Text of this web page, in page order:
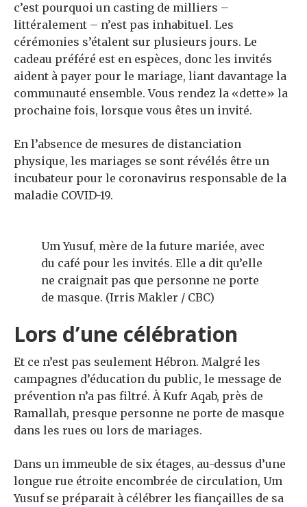
c’est pourquoi un casting de milliers –
littéralement – n’est pas inhabituel. Les
cérémonies s’étalent sur plusieurs jours. Le
cadeau préféré est en espèces, donc les invités
aident à payer pour le mariage, liant davantage la
communauté ensemble. Vous rendez la «dette» la
prochaine fois, lorsque vous êtes un invité.
En l’absence de mesures de distanciation
physique, les mariages se sont révélés être un
incubateur pour le coronavirus responsable de la
maladie COVID-19.
Um Yusuf, mère de la future mariée, avec
du café pour les invités. Elle a dit qu’elle
ne craignait pas que personne ne porte
de masque. (Irris Makler / CBC)
Lors d’une célébration
Et ce n’est pas seulement Hébron. Malgré les
campagnes d’éducation du public, le message de
prévention n’a pas filtré. À Kufr Aqab, près de
Ramallah, presque personne ne porte de masque
dans les rues ou lors de mariages.
Dans un immeuble de six étages, au-dessus d’une
longue rue étroite encombrée de circulation, Um
Yusuf se préparait à célébrer les fiançailles de sa